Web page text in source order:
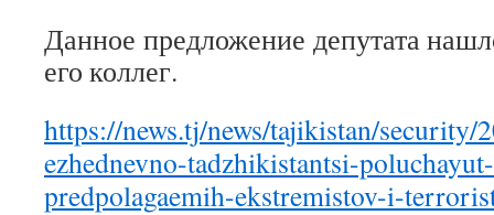
Данное предложение депутата
его коллег.
https://news.tj/news/tajikistan/security/
ezhednevno-tadzhikistantsi-
predpolagaemih-ekstremistov-i-